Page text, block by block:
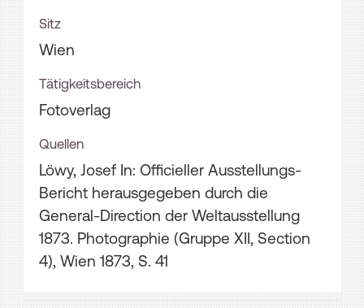
Sitz
Wien
Tätigkeitsbereich
Fotoverlag
Quellen
Löwy, Josef In: Officieller Ausstellungs-
Bericht herausgegeben durch die
General-Direction der Weltausstellung
1873. Photographie (Gruppe XII, Section
4), Wien 1873, S. 41